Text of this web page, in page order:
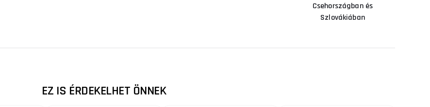
Csehországban és
Szlovákiában
EZ IS ÉRDEKELHET ÖNNEK